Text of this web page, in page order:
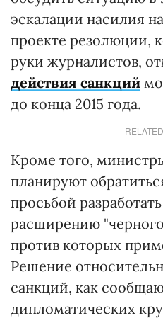
эскалации насилия
проекте резолюции,
руки журналистов,
действия санкций
до конца 2015 года.
Кроме того,
планируют
просьбой
расширению
против которых
Решение
санкций, как
дипломатических